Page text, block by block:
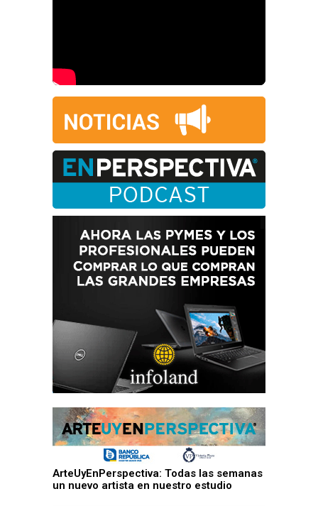
ArteUyEnPerspectiva: Todas las semanas
un nuevo artista en nuestro estudio